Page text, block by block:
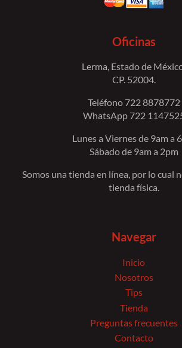
Oficinas
Lerma, Estado de
CP. 52004.
Teléfono 722 8878772
WhatsApp 722
Lunes a Viernes de 9am a
Sábado de 9am a 2pm
Somos una tienda en línea, por lo cual
tienda física.
Navegar
Inicio
Nosotros
Tips
Tienda
Preguntas frecuentes
Contacto